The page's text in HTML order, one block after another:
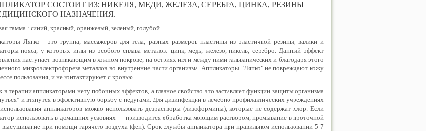
СОСТОИТ ИЗ: НИКЕЛЯ, МЕДИ, ЖЕЛЕЗА, СЕРЕБРА, ЦИНКА, РЕЗИНЫ
НАЗНАЧЕНИЯ.
гамма : синий, красный, оранжевый, зеленый, голубой.
Ляпко - это группа, массажеров для тела, разных размеров пластины из эластичной резины, валики и
пояса, у которых иглы из особого сплава металов: цинк, медь, железо, никель, серебро. Данный эффект
наступает возникающим в кожном покрове, на остриях игл и между ними гальванических и благодаря этого
микроэлектрофореза металлов во внутренние части организма. Аппликаторы "Ляпко" не повреждают кожу
пользования, и не контактируюет с кровью.
в терапии аппликаторами нету побочных эффектов, а главное свойство это заставляет функции защиты организма
и втянутся в эффективную борьбу с недугами. Для дизинфекции в лечебно-профилактических учреждениях
аппликаторов можно использовать дезрастворы (лизоформины), которые не содержат хлор. Если
использовать в домашних условиях — призводится обработка моющим раствором, промывание в проточной
высушивание при помощи гарячего воздуха (фен). Срок службы аппликатора при правильном использовании 5-7